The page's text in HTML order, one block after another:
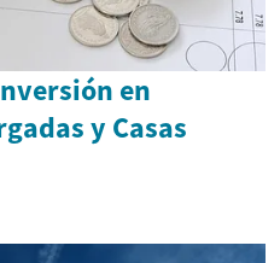
en
y Casas